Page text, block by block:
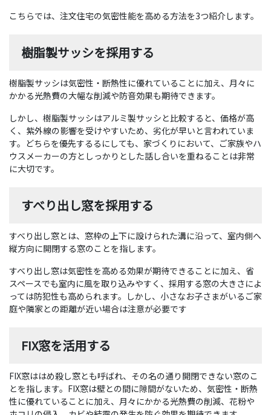
こちらでは、注文住宅の気密性能を高める方法を3つ紹介します。
樹脂製サッシを採用する
樹脂製サッシは気密性・断熱性に優れていることに加え、月々に
かかる光熱費の大幅な削減や防音効果も期待できます。
しかし、樹脂製サッシはアルミ製サッシと比較すると、価格が高
く、紫外線の影響を受けやすいため、劣化が早いと言われていま
す。どちらを優先するるにしても、家づくりにおいて、ご家族やハ
ウスメーカーの方としっかりとした話し合いを重ねることは非常
に大切です。
すべり出し窓を採用する
すべり出し窓とは、窓枠の上下に設けられた溝に沿って、室内側へ
縦方向に開閉する窓のことを指します。
すべり出し窓は気密性を高める効果が期待できることに加え、省
スペースでも室内に風を取り込みやすく、採用する窓の大きさによ
っては防犯性も高められます。しかし、小さなお子さまがいるご家
庭や隣家との距離が近い場合は注意が必要です
FIX窓を活用する
FIX窓ははめ殺し窓とも呼ばれ、その名の通り開閉できない窓のこ
とを指します。FIX窓は壁との間に隙間がないため、気密性・断熱
性に優れていることに加え、月々にかかる光熱費の削減、花粉や